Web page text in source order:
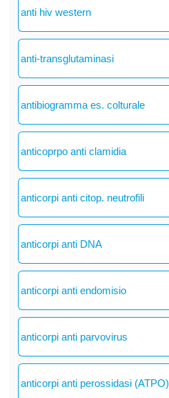
anti hiv western
anti-transglutaminasi
antibiogramma es. colturale
anticoprpo anti clamidia
anticorpi anti citop. neutrofili
anticorpi anti DNA
anticorpi anti endomisio
anticorpi anti parvovirus
anticorpi anti perossidasi (ATPO)